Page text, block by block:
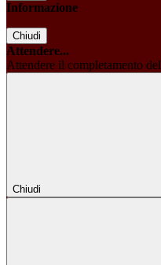
Informazione
Chiudi
Attendere...
Attendere il completamento
Chiudi